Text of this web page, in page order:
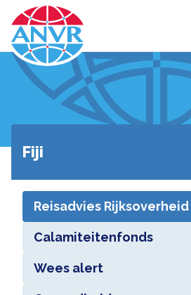
Fiji
Reisadvies Rijksoverheid
Calamiteitenfonds
Wees alert